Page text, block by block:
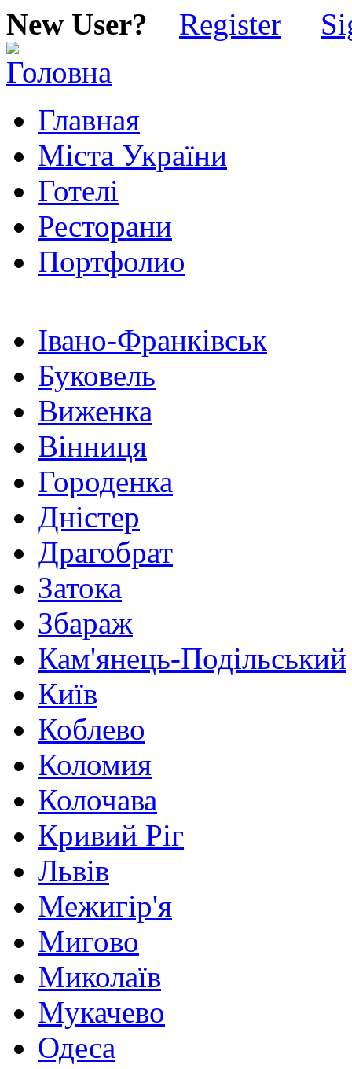
New User? Register
Главная
Міста України
Готелі
Ресторани
Портфолио
Івано-Франківськ
Буковель
Виженка
Вінниця
Городенка
Дністер
Драгобрат
Затока
Збараж
Кам'янець-Подільський
Київ
Коблево
Коломия
Колочава
Кривий Ріг
Львів
Межигір'я
Мигово
Миколаїв
Мукачево
Одеса